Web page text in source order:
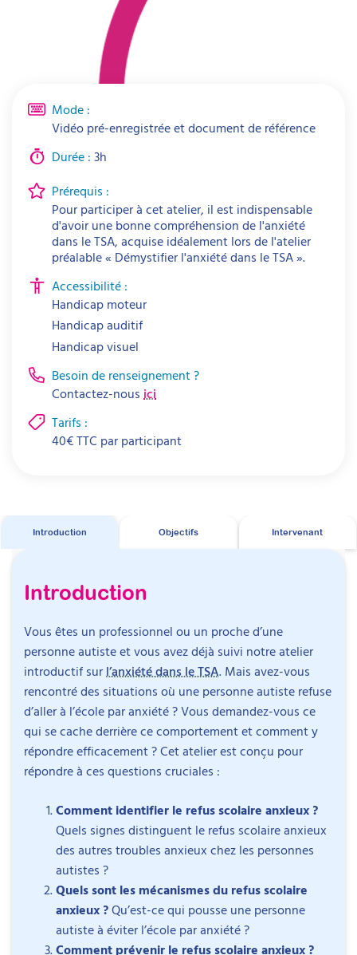
Mode :
Vidéo pré-enregistrée et document de référence
Durée : 3h
Prérequis :
Pour participer à cet atelier, il est indispensable
d'avoir une bonne compréhension de l'anxiété
dans le TSA, acquise idéalement lors de l'atelier
préalable « Démystifier l'anxiété dans le TSA ».
Accessibilité :
Handicap moteur
Handicap auditif
Handicap visuel
Besoin de renseignement ?
Contactez-nous ici
Tarifs :
40€TTC par participant
Introduction Objectifs Intervenant
Introduction
Vous êtes un professionnel ou un proche d’une
personne autiste et vous avez déjà suivi notre atelier
introductif surl’anxiété dans le TSA. Mais avez-vous
rencontré des situations où une personne autiste refuse
d’aller à l’école par anxiété ? Vous demandez-vous ce
qui se cache derrière ce comportement et comment y
répondre efficacement ? Cet atelier est conçu pour
répondre à ces questions cruciales :
Comment identifier le refus scolaire anxieux ?
Quels signes distinguent le refus scolaire anxieux
des autres troubles anxieux chez les personnes
autistes ?
Quels sont les mécanismes du refus scolaire
anxieux ?Qu’est-ce qui pousse une personne
autiste à éviter l’école par anxiété ?
Comment prévenir le refus scolaire anxieux ?